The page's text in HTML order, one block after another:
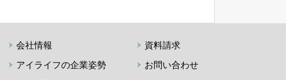
会社情報
アイライフの企業姿勢
資料請求
お問い合わせ